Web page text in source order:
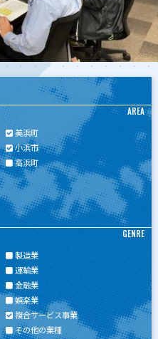
AREA
美浜町
小浜市
高浜町
GENRE
製造業
運輸業
金融業
娯楽業
複合サービス事業
その他の業種